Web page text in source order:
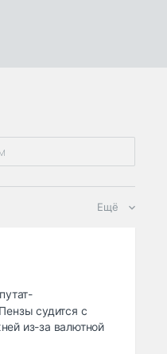
Ещё
судится с
из-за валютной